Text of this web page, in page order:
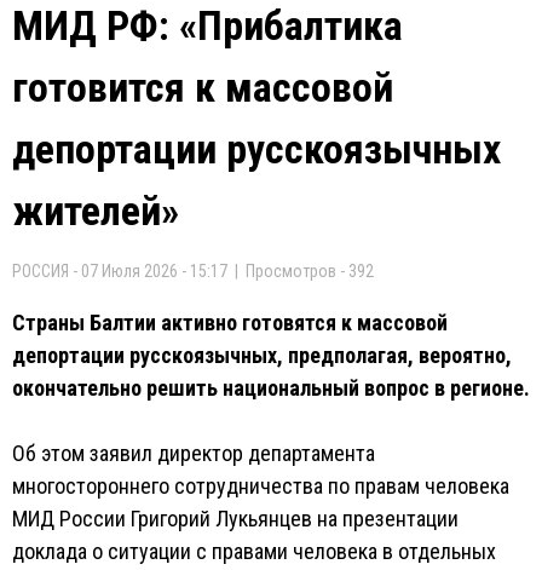
МИД РФ: «Прибалтика
готовится к массовой
депортации русскоязычных
жителей»
РОССИЯ - 07 Июля 2026 - 15:17 | Просмотров - 392
Страны Балтии активно готовятся к массовой
депортации русскоязычных, предполагая, вероятно,
окончательно решить национальный вопрос в регионе.
Об этом заявил директор департамента
многостороннего сотрудничества по правам человека
МИД России Григорий Лукьянцев на презентации
доклада о ситуации с правами человека в отдельных